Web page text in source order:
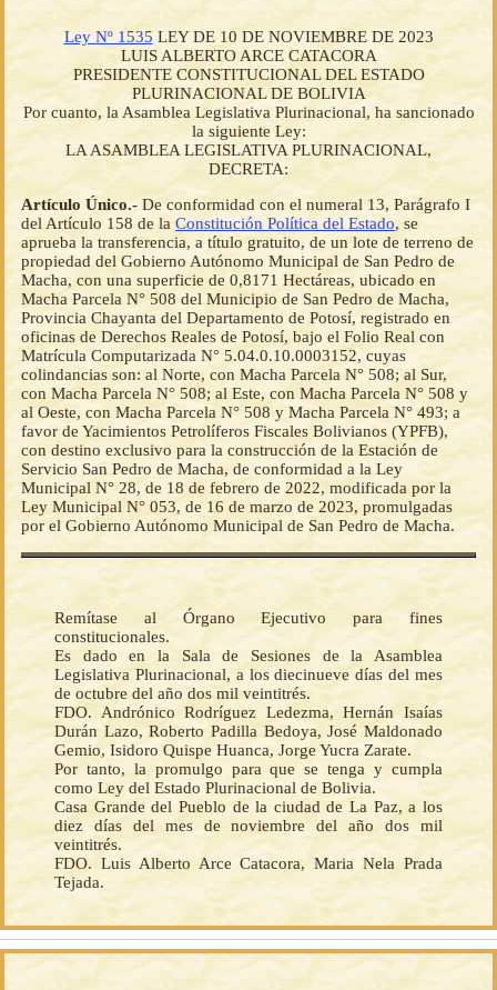
Ley Nº 1535 LEY DE 10 DE NOVIEMBRE DE 2023
LUIS ALBERTO ARCE CATACORA
PRESIDENTE CONSTITUCIONAL DEL ESTADO
PLURINACIONAL DE BOLIVIA
Por cuanto, la Asamblea Legislativa Plurinacional, ha sancionado
la siguiente Ley:
LA ASAMBLEA LEGISLATIVA PLURINACIONAL,
DECRETA:
Artículo Único.- De conformidad con el numeral 13, Parágrafo I
del Artículo 158 de la Constitución Política del Estado, se
aprueba la transferencia, a título gratuito, de un lote de terreno de
propiedad del Gobierno Autónomo Municipal de San Pedro de
Macha, con una superficie de 0,8171 Hectáreas, ubicado en
Macha Parcela N° 508 del Municipio de San Pedro de Macha,
Provincia Chayanta del Departamento de Potosí, registrado en
oficinas de Derechos Reales de Potosí, bajo el Folio Real con
Matrícula Computarizada N° 5.04.0.10.0003152, cuyas
colindancias son: al Norte, con Macha Parcela N° 508; al Sur,
con Macha Parcela N° 508; al Este, con Macha Parcela N° 508 y
al Oeste, con Macha Parcela N° 508 y Macha Parcela N° 493; a
favor de Yacimientos Petrolíferos Fiscales Bolivianos (YPFB),
con destino exclusivo para la construcción de la Estación de
Servicio San Pedro de Macha, de conformidad a la Ley
Municipal N° 28, de 18 de febrero de 2022, modificada por la
Ley Municipal N° 053, de 16 de marzo de 2023, promulgadas
por el Gobierno Autónomo Municipal de San Pedro de Macha.
Remítase al Órgano Ejecutivo para fines
constitucionales.
Es dado en la Sala de Sesiones de la Asamblea
Legislativa Plurinacional, a los diecinueve días del mes
de octubre del año dos mil veintitrés.
FDO. Andrónico Rodríguez Ledezma, Hernán Isaías
Durán Lazo, Roberto Padilla Bedoya, José Maldonado
Gemio, Isidoro Quispe Huanca, Jorge Yucra Zarate.
Por tanto, la promulgo para que se tenga y cumpla
como Ley del Estado Plurinacional de Bolivia.
Casa Grande del Pueblo de la ciudad de La Paz, a los
diez días del mes de noviembre del año dos mil
veintitrés.
FDO. Luis Alberto Arce Catacora, Maria Nela Prada
Tejada.